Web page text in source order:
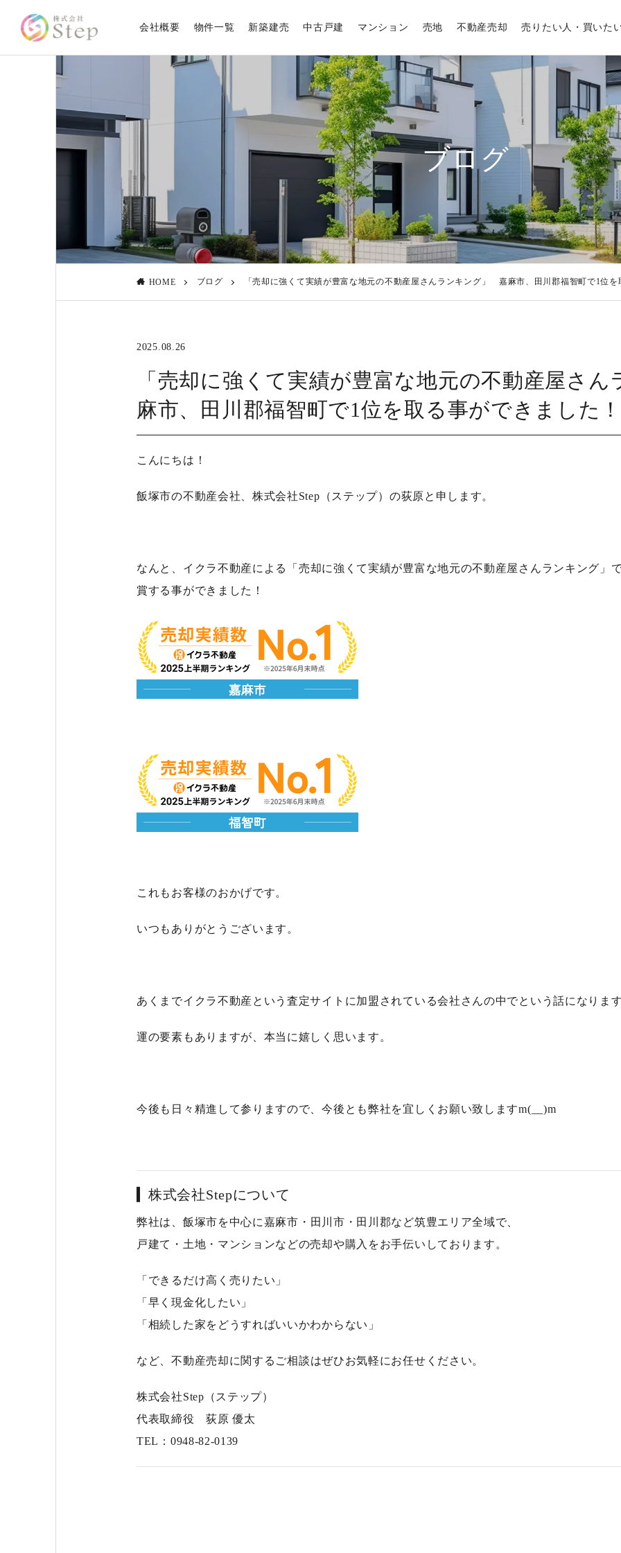
会社概要 物件一覧 新築建売 中古戸建 マンション 売地 不動産売却 売りたい人・買いた
ブログ
HOME ブログ 「売却に強くて実績が豊富な地元の不動産屋さんランキング」 嘉麻市、田川郡福智町で1位を
2025.08.26
「売却に強くて実績が豊富な地元の不動産屋さ
麻市、田川郡福智町で1位を取る事ができました！
こんにちは！
飯塚市の不動産会社、株式会社Step（ステップ）の荻原と申します。
なんと、イクラ不動産による「 売却に強くて実績が豊富な地元の不動産屋さんランキング」
賞する事ができました！
これもお客様のおかげです。
いつもありがとうございます。
あくまでイクラ不動産という査定サイトに加盟されている会社さんの中でという話になります
運の要素もありますが、本当に嬉しく思います。
今後も日々精進して参りますので、今後とも弊社を宜しくお願い致しますm(__)m
株式会社Stepについて
弊社は、 飯塚市を中心に嘉麻市・田川市・田川郡など筑豊エリア全域で、
戸建て・土地・マンションなどの売却や購入をお手伝いしております。
「できるだけ高く売りたい」
「早く現金化したい」
「相続した家をどうすればいいかわからない」
など、不動産売却に関するご相談はぜひお気軽にお任せください。
株式会社Step（ステップ）
代表取締役 荻原 優太
TEL：0948-82-0139